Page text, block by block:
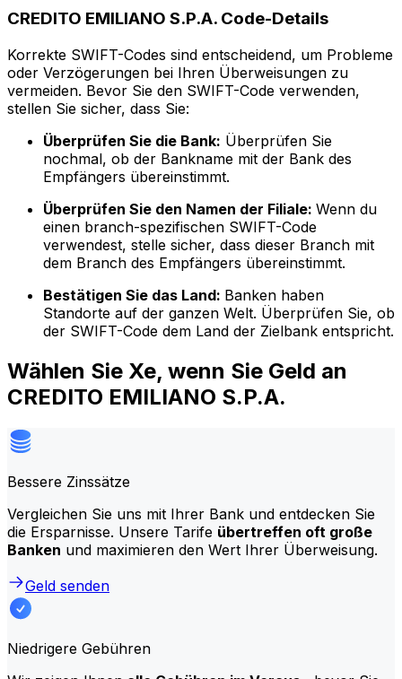
CREDITO EMILIANO S.P.A. Code-Details
Korrekte SWIFT-Codes sind entscheidend, um Probleme
oder Verzögerungen bei Ihren Überweisungen zu
vermeiden. Bevor Sie den SWIFT-Code verwenden,
stellen Sie sicher, dass Sie:
Überprüfen Sie die Bank: Überprüfen Sie
nochmal, ob der Bankname mit der Bank des
Empfängers übereinstimmt.
Überprüfen Sie den Namen der Filiale: Wenn du
einen branch-spezifischen SWIFT-Code
verwendest, stelle sicher, dass dieser Branch mit
dem Branch des Empfängers übereinstimmt.
Bestätigen Sie das Land: Banken haben
Standorte auf der ganzen Welt. Überprüfen Sie, ob
der SWIFT-Code dem Land der Zielbank entspricht.
Wählen Sie Xe, wenn Sie Geld an
CREDITO EMILIANO S.P.A.
Bessere Zinssätze
Vergleichen Sie uns mit Ihrer Bank und entdecken Sie
die Ersparnisse. Unsere Tarife übertreffen oft große
Banken und maximieren den Wert Ihrer Überweisung.
Geld senden
Niedrigere Gebühren